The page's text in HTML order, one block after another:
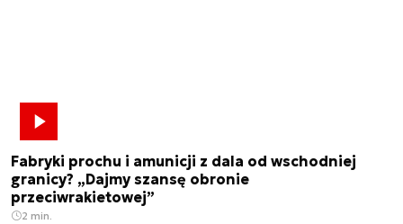
Fabryki prochu i amunicji z dala od wschodniej
granicy? „Dajmy szansę obronie
przeciwrakietowej”
2 min.